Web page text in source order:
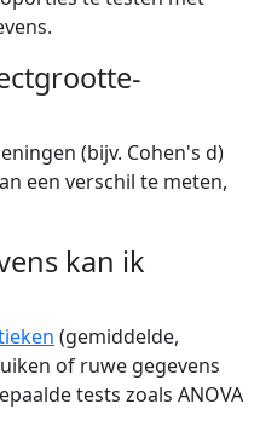
(bijv. Cohen's d)
een verschil te meten,
kan ik
(gemiddelde,
of ruwe gegevens
tests zoals ANOVA